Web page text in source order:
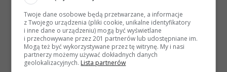
Twoje dane osobowe będą przetwarzane, a informacje
z Twojego urządzenia (pliki cookie, unikalne identyfikatory
i inne dane o urządzeniu) mogą być wyświetlane
i przechowywane przez 201 partnerów lub udostępniane im.
Mogą też być wykorzystywane przez tę witrynę. My i nasi
partnerzy możemy używać dokładnych danych
geolokalizacyjnych. Lista partnerów